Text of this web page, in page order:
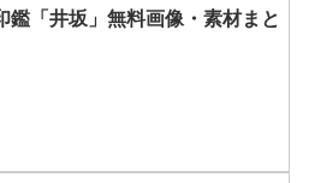
鑑「井坂」無料画像・素材まと